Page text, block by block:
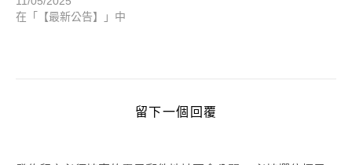
在「【最新公告】」中
留下一個回覆